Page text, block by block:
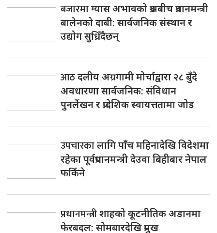
बजारमाग्यास अभावको प्रश्नबीच प्रधानमन्त्री
बालेनको दाबी: सार्वजनिक संस्थान र
उद्योग सुध्रिँदैछन्
आठदलीय अग्रगामी मोर्चाद्वारा २८ बुँदे
अवधारणा सार्वजनिक: संविधान
पुनर्लेखन र प्रादेशिक स्वायत्ततामा जोड
उपचारकालागि पाँच महिनादेखि विदेशमा
रहेका पूर्वप्रधानमन्त्री देउवा बिहीबार नेपाल
फर्किने
प्रधानमन्त्रीशाहको कूटनीतिक अडानमा
फेरबदल: सोमबारदेखि प्रमुख